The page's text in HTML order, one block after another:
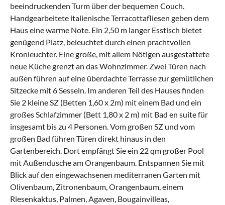
beeindruckenden Turm über der bequemen Couch.
Handgearbeitete italienische Terracottafliesen geben dem
Haus eine warme Note. Ein 2,50 m langer Esstisch bietet
genügend Platz, beleuchtet durch einen prachtvollen
Kronleuchter. Eine große, mit allem Nötigen ausgestattete
neue Küche grenzt an das Wohnzimmer. Zwei Türen nach
außen führen auf eine überdachte Terrasse zur gemütlichen
Sitzecke mit 6 Sesseln. Im anderen Teil des Hauses finden
Sie 2 kleine SZ (Betten 1,60 x 2m) mit einem Bad und ein
großes Schlafzimmer (Bett 1,80 x 2 m) mit Bad en suite für
insgesamt bis zu 4 Personen. Vom großen SZ und vom
großen Bad führen Türen direkt hinaus in den
Gartenbereich. Dort empfängt Sie ein 22 qm großer Pool
mit Außendusche am Orangenbaum. Entspannen Sie mit
Blick auf den eingewachsenen mediterranen Garten mit
Olivenbaum, Zitronenbaum, Orangenbaum, einem
Riesenkaktus, Palmen, Agaven, Bougainvilleas,